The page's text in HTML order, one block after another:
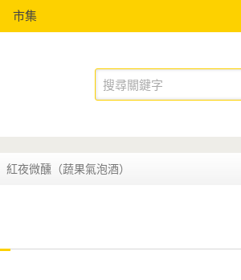
市集
紅夜微醺（蔬果氣泡酒）